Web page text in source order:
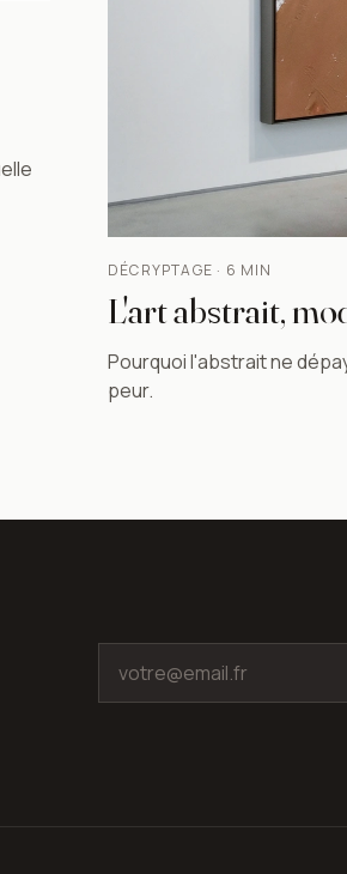
DÉCRYPTAGE · 6 MIN
L'art abstrait,
Pourquoi l'abstrait ne
peur.